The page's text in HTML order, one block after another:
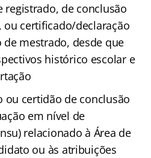
de conclusão
ou certificado/declaração
mestrado, desde que
histórico escolar e
ou certidão de conclusão
em nível de
relacionado à Área de
ou às atribuições